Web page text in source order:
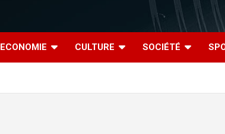
ECONOMIE CULTURE SOCIÉTÉ